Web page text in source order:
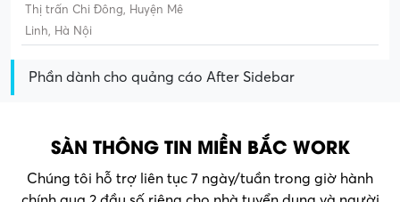
Thị trấn Chi Đông, Huyện Mê
Linh, Hà Nội
Phần dành cho quảng cáo After Sidebar
SÀN THÔNG TIN MIỀN BẮC WORK
Chúng tôi hỗ trợ liên tục 7 ngày/tuần trong giờ hành